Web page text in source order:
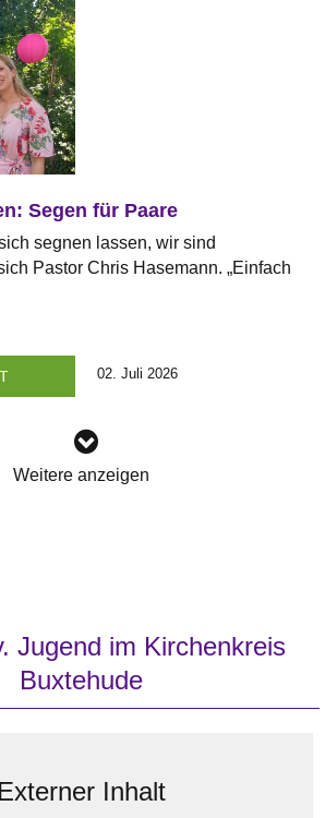
Segen für Paare
segnen lassen, wir sind
Pastor Chris Hasemann. „Einfach
02. Juli 2026
Weitere anzeigen
Jugend im Kirchenkreis
Buxtehude
Externer Inhalt